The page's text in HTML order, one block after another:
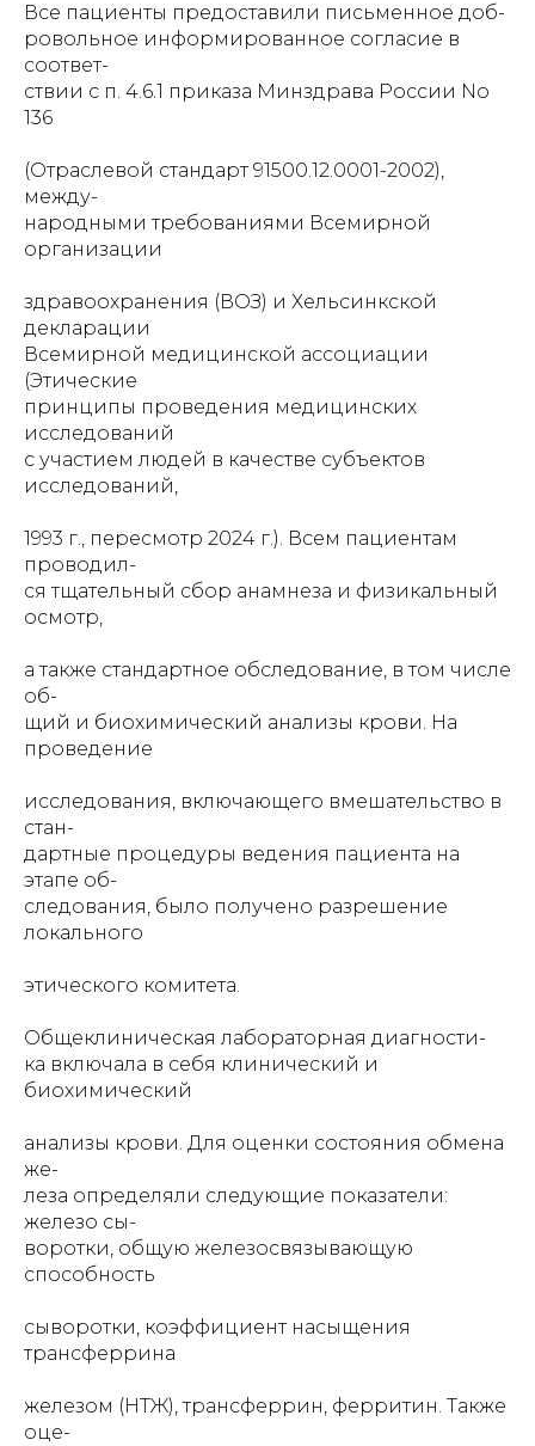
Все пациенты предоставили письменное доб-
ровольное информированное согласие в
соответ-
ствии с п. 4.6.1 приказа Минздрава России No
136
(Отраслевой стандарт 91500.12.0001-2002),
между-
народными требованиями Всемирной
организации
здравоохранения (ВОЗ) и Хельсинкской
декларации
Всемирной медицинской ассоциации
(Этические
принципы проведения медицинских
исследований
с участием людей в качестве субъектов
исследований,
1993 г., пересмотр 2024 г.). Всем пациентам
проводил-
ся тщательный сбор анамнеза и физикальный
осмотр,
а также стандартное обследование, в том числе
об-
щий и биохимический анализы крови. На
проведение
исследования, включающего вмешательство в
стан-
дартные процедуры ведения пациента на
этапе об-
следования, было получено разрешение
локального
этического комитета.
Общеклиническая лабораторная диагности-
ка включала в себя клинический и
биохимический
анализы крови. Для оценки состояния обмена
же-
леза определяли следующие показатели:
железо сы-
воротки, общую железосвязывающую
способность
сыворотки, коэффициент насыщения
трансферрина
железом (НТЖ), трансферрин, ферритин. Также
оце-